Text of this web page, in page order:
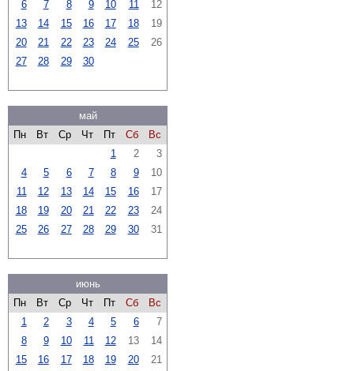
6
7 8 9 10 11
12
13
14 15 16 17 18
19
20
21 22 23 24 25
26
27
28 29 30
май
Пн
Вт Ср Чт Пт Сб
Вс
1
2
3
4
5 6 7 8 9
10
11
12 13 14 15 16
17
18
19 20 21 22 23
24
25
26 27 28 29 30 31
июнь
Пн
Вт Ср Чт Пт Сб
Вс
1
2 3 4 5 6
7
8
9 10 11 12 13
14
15
16 17 18 19 20
21